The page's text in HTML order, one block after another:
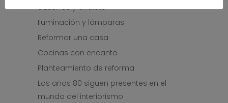
caseríos y chalets
Iluminación y lámparas
Reformar una casa
Cocinas con encanto
Planteamiento de reforma
Los años 80 siguen presentes en el
mundo del interiorismo